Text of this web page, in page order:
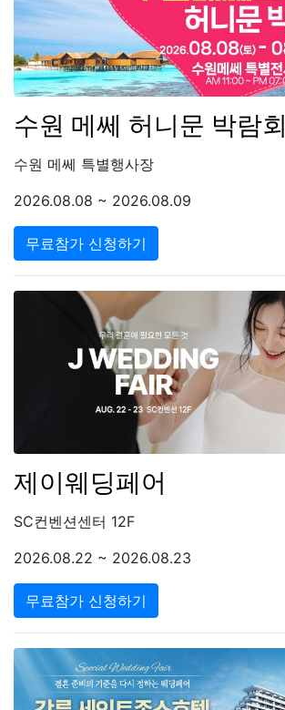
수원 메쎄 허니문 박람회
수원 메쎄 특별행사장
2026.08.08 ~ 2026.08.09
무료참가 신청하기
제이웨딩페어
SC컨벤션센터 12F
2026.08.22 ~ 2026.08.23
무료참가 신청하기